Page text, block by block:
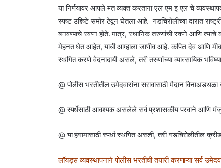
या निर्णयावर आपले मत व्यक्त करताना एल एम इ एल चे
स्पष्ट उद्दिष्टे समोर ठेवून घेतला आहे. गडचिरोलीच्या दारात
बनवण्याचे स्वप्न होते. मात्र, स्थानिक तरुणांची स्वप्ने आणि त्यांचे
मेहनत घेत आहेत, याची आम्हाला जाणीव आहे. कपिल देव आणि मीका
स्थगित करणे वेदनादायी असले, तरी तरुणांच्या व्यावसायिक
@ पोलीस भरतीतील उमेदवारांना सरावासाठी मैदान
@ स्पर्धेसाठी आवश्यक असलेले सर्व प्रशासकीय परवाने आणि मंजुरी
@ या हंगामासाठी स्पर्धा स्थगित असली, तरी गडचिरोलीतील
लॉयड्स व्यवस्थापनाने पोलीस भरतीची तयारी करणाऱ्या सर्व